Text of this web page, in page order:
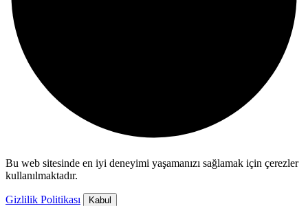
Bu web sitesinde en iyi deneyimi yaşamanızı sağlamak için çerezler
kullanılmaktadır.
Gizlilik Politikası Kabul